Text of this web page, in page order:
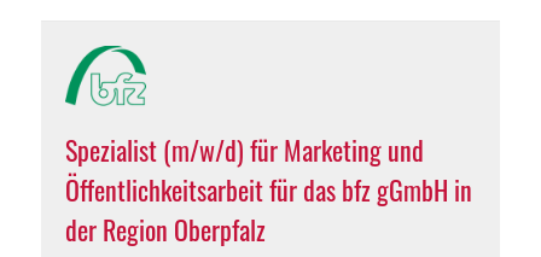
Spezialist (m/w/d) für Marketing und
Öffentlichkeitsarbeit für das bfz gGmbH in
der Region Oberpfalz